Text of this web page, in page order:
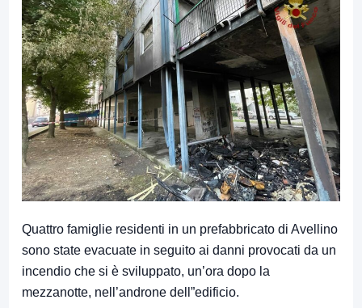
Quattro famiglie residenti in un prefabbricato di Avellino
sono state evacuate in seguito ai danni provocati da un
incendio che si è sviluppato, un’ora dopo la
mezzanotte, nell’androne dell”edificio.